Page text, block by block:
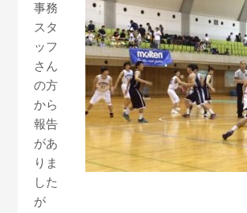
事務
スタ
ッフ
さん
の方
から
報告
があ
りま
した
が